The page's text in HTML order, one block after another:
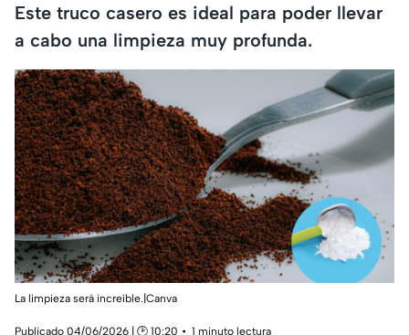
Este truco casero es ideal para poder llevar
a cabo una limpieza muy profunda.
La limpieza será increíble.|Canva
Publicado 04/06/2026 | 🕑 10:20
1 minuto lectura